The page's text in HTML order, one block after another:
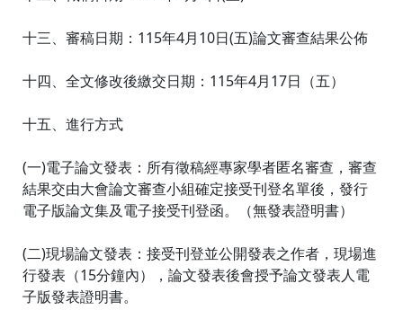
十三、審稿日期：115年4月10日(五)論文審查結果公佈
十四、全文修改後繳交日期：115年4月17日（五）
十五、進行方式
(一)電子論文發表：所有徵稿經專家學者匿名審查，審查
結果交由大會論文審查小組確定接受刊登名單後，發行
電子版論文集及電子接受刊登函。（無發表證明書）
(二)現場論文發表：接受刊登並公開發表之作者，現場進
行發表（15分鐘內），論文發表後會授予論文發表人電
子版發表證明書。